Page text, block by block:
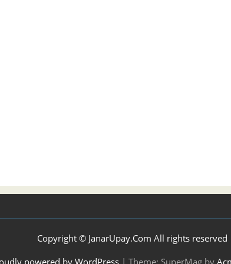
Copyright © JanarUpay.Com All rights reserved
powered by WordPress | Theme: SuperMag by